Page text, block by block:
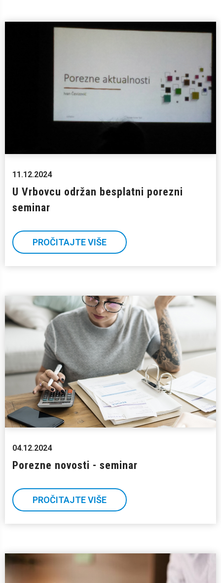
11.12.2024
U Vrbovcu održan besplatni porezni
seminar
PROČITAJTE VIŠE
04.12.2024
Porezne novosti - seminar
PROČITAJTE VIŠE